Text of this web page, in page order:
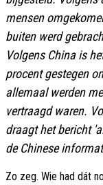
mensen
buiten werd
Volgens China is
procent gestegen
allemaal werden
vertraagd waren.
draagt het bericht
de Chinese
Zo zeg. Wie had dát